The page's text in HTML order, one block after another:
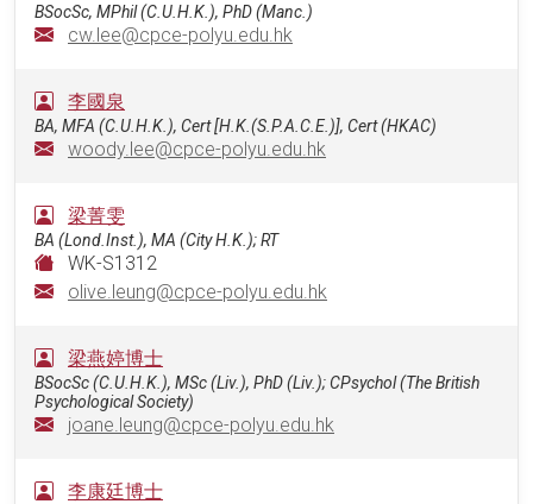
BSocSc, MPhil (C.U.H.K.), PhD (Manc.)
cw.lee@cpce-polyu.edu.hk
李國泉
BA, MFA (C.U.H.K.), Cert [H.K.(S.P.A.C.E.)], Cert (HKAC)
woody.lee@cpce-polyu.edu.hk
梁菁雯
BA (Lond.Inst.), MA (City H.K.); RT
WK-S1312
olive.leung@cpce-polyu.edu.hk
梁燕婷博士
BSocSc (C.U.H.K.), MSc (Liv.), PhD (Liv.); CPsychol (The British
Psychological Society)
joane.leung@cpce-polyu.edu.hk
李康廷博士